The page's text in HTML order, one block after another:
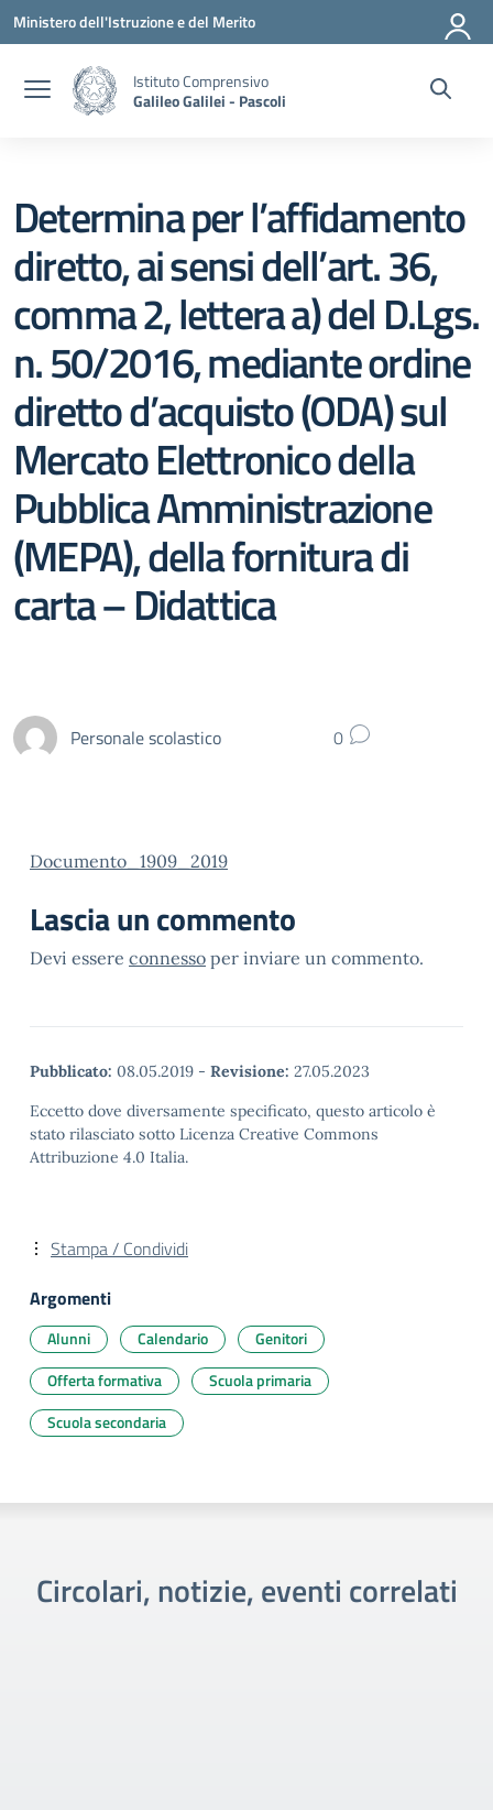
Vai ai contenuti
Vai al menu di navigazione
Vai al footer
Ministero dell'Istruzione e del Merito
Istituto Comprensivo
Galileo Galilei - Pascoli
Determina per l’affidamento
diretto, ai sensi dell’art. 36,
comma 2, lettera a) del D.Lgs.
n. 50/2016, mediante ordine
diretto d’acquisto (ODA) sul
Mercato Elettronico della
Pubblica Amministrazione
(MEPA), della fornitura di
carta – Didattica
Personale scolastico 0
Documento_1909_2019
Lascia un commento
Devi essere connesso per inviare un commento.
Pubblicato: 08.05.2019 - Revisione: 27.05.2023
Eccetto dove diversamente specificato, questo articolo è
stato rilasciato sotto Licenza Creative Commons
Attribuzione 4.0 Italia.
Stampa / Condividi
Argomenti
Alunni Calendario
Genitori
Offerta formativa
Scuola primaria
Scuola secondaria
Circolari, notizie, eventi correlati